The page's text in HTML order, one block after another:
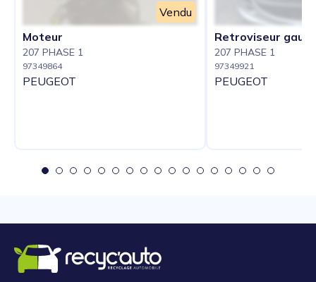
Vendu
Moteur
207 PHASE 1
97349864
PEUGEOT
Retroviseur
207 PHASE 1
97349921
PEUGEOT